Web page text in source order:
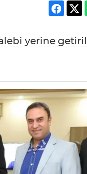
yerine